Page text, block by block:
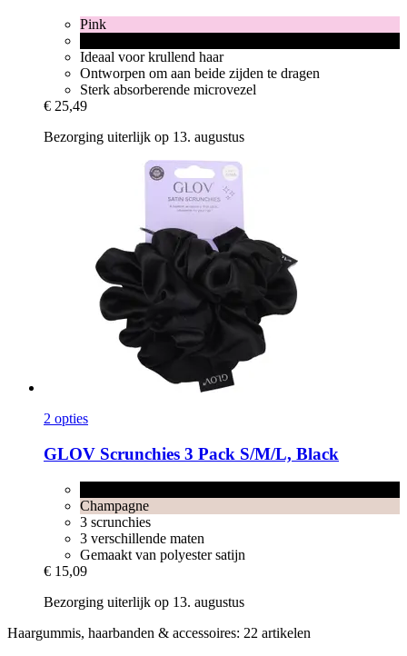
Pink
Ideaal voor krullend haar
Ontworpen om aan beide zijden te dragen
Sterk absorberende microvezel
€ 25,49
Bezorging uiterlijk op 13. augustus
2 opties
GLOV Scrunchies 3 Pack S/M/L, Black
Champagne
3 scrunchies
3 verschillende maten
Gemaakt van polyester satijn
€ 15,09
Bezorging uiterlijk op 13. augustus
Haargummis, haarbanden & accessoires: 22 artikelen